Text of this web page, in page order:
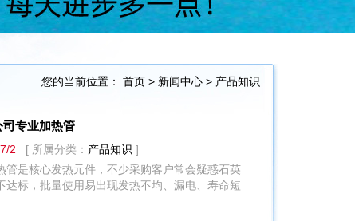
您的当前位置： 首页> 新闻中心> 产品知识
专业加热管
2 [ 所属分类： 产品知识 ]
是核心发热元件，不少采购客户常会疑惑石英
标，批量使用易出现发热不均、漏电、寿命短